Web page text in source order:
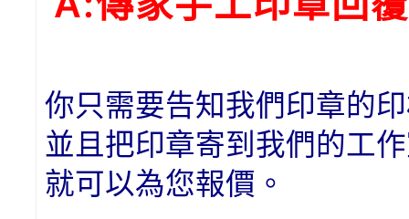
你只需要告知我們印章的
並且把印章寄到我們的工
就可以為您報價。